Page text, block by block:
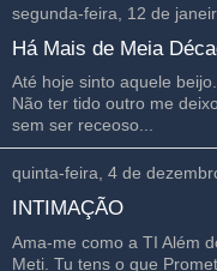
segunda-feira, 12 de
Há Mais de Meia
Até hoje sinto aquele
Não ter tido outro me
sem ser receoso...
quinta-feira, 4 de
INTIMAÇÃO
Ama-me como a TI Além
Meti. Tu tens o que